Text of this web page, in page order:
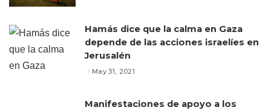
Hamás dice que la calma en Gaza
depende de las acciones israelíes en
Jerusalén
May 31, 2021
Manifestaciones de apoyo a los